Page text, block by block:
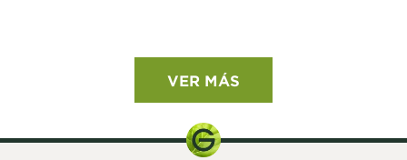
VER MÁS